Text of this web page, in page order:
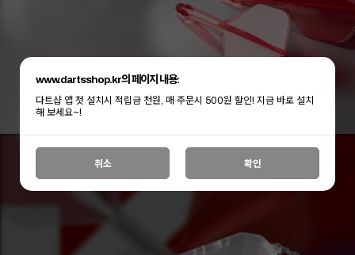
www.dartsshop.kr의 페이지 내용:
다트샵 앱 첫 설치시 적립금 천원, 매 주문시 500원 할인! 지금 바로 설치
해 보세요~!
취소 확인